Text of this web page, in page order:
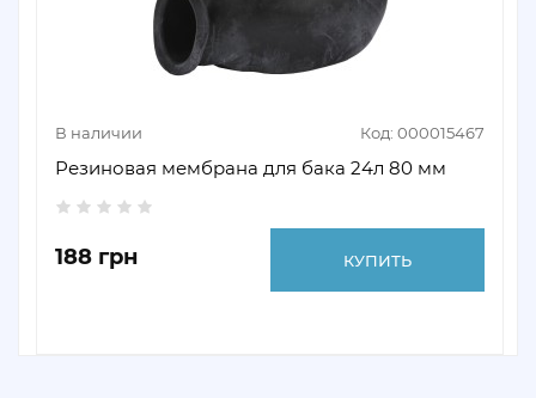
В наличии Код: 000015467
Резиновая мембрана для бака 24л 80 мм
188 грн КУПИТЬ